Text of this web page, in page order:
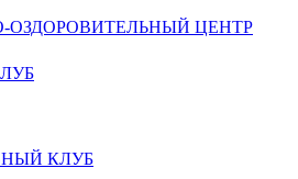
ОЗДОРОВИТЕЛЬНЫЙ ЦЕНТР
КЛУБ